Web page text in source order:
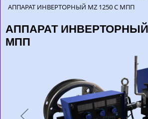
АППАРАТ ИНВЕРТОРНЫЙ MZ 1250 С МПП
АППАРАТ ИНВЕРТОРНЫЙ
МПП